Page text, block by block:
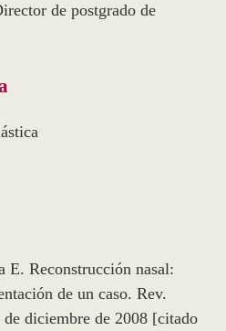
de postgrado de
E. Reconstrucción nasal:
de un caso. Rev.
diciembre de 2008 [citado